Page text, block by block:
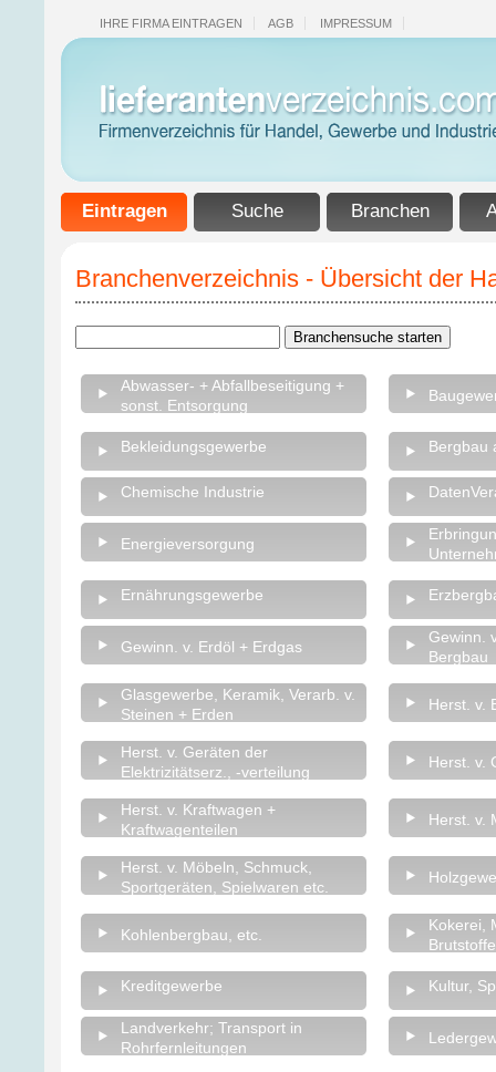
IHRE FIRMA EINTRAGEN AGB IMPRESSUM
Eintragen Suche Branchen
Branchenverzeichnis - Übersicht der
Abwasser- + Abfallbeseitigung +
sonst. Entsorgung
Bekleidungsgewerbe Bergbau
Chemische Industrie
Energieversorgung
Ernährungsgewerbe
Gewinn. v. Erdöl + Erdgas
Gewinn.
Bergbau
Glasgewerbe, Keramik, Verarb. v.
Steinen + Erden
Herst. v.
Herst. v. Geräten der
Elektrizitätserz., -verteilung
Herst. v.
Herst. v. Kraftwagen +
Kraftwagenteilen
Herst. v.
Herst. v. Möbeln, Schmuck,
Sportgeräten, Spielwaren etc.
Kohlenbergbau, etc.
Kokerei,
Brutstoffe
Kreditgewerbe Kultur,
Landverkehr; Transport in
Rohrfernleitungen